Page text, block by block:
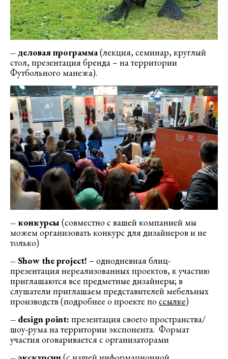
– деловая программа(лекция, семинар, круглый
стол, презентация бренда – на территории
Футбольного манежа).
– конкурсы (совместно с вашей компанией мы
можем организовать конкурс для дизайнеров и не
только)
–Show theproject! – однодневная блиц-
презентация нереализованных проектов, к участию
приглашаются все предметные дизайнеры; в
слушатели приглашаем представителей мебельных
производств (подробнее о проекте поссылке)
– designpoint: презентация своего пространства/
шоу-рума на территории экспонента. Формат
участия оговаривается с организаторами